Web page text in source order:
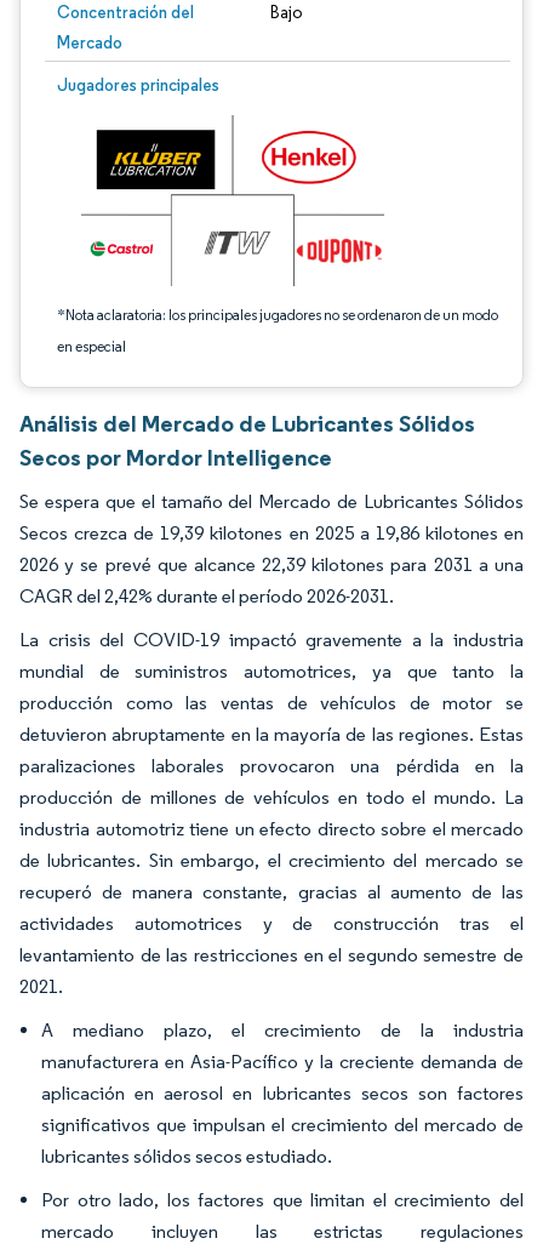
Concentración del
Mercado
Bajo
Jugadores principales
*Nota aclaratoria: los principales jugadores no se ordenaron de un modo
en especial
Imagen © Mordor Intelligence. El uso requiere atribución según CC BY 4.0.
Análisis del Mercado de Lubricantes Sólidos
Secos por Mordor Intelligence
Se espera que el tamaño del Mercado de Lubricantes Sólidos
Secos crezca de 19,39 kilotones en 2025 a 19,86 kilotones en
2026 y se prevé que alcance 22,39 kilotones para 2031 a una
CAGR del 2,42% durante el período 2026-2031.
La crisis del COVID-19 impactó gravemente a la industria
mundial de suministros automotrices, ya que tanto la
producción como las ventas de vehículos de motor se
detuvieron abruptamente en la mayoría de las regiones. Estas
paralizaciones laborales provocaron una pérdida en la
producción de millones de vehículos en todo el mundo. La
industria automotriz tiene un efecto directo sobre el mercado
de lubricantes. Sin embargo, el crecimiento del mercado se
recuperó de manera constante, gracias al aumento de las
actividades automotrices y de construcción tras el
levantamiento de las restricciones en el segundo semestre de
2021.
A mediano plazo, el crecimiento de la industria
manufacturera en Asia-Pacífico y la creciente demanda de
aplicación en aerosol en lubricantes secos son factores
significativos que impulsan el crecimiento del mercado de
lubricantes sólidos secos estudiado.
Por otro lado, los factores que limitan el crecimiento del
mercado incluyen las estrictas regulaciones